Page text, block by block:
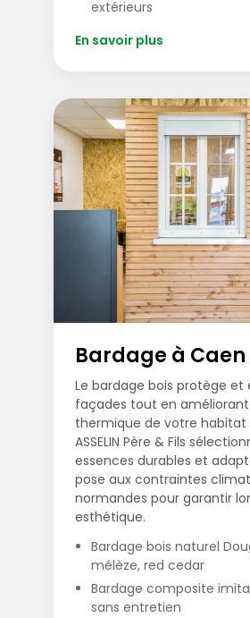
extérieurs
En savoir plus
Bardage à Caen
Le bardage bois protège et
façades tout en améliorant
thermique de votre habitat
ASSELIN Père & Fils
essences durables et
pose aux contraintes
normandes pour garantir
esthétique.
Bardage bois naturel
mélèze, red cedar
Bardage composite
sans entretien